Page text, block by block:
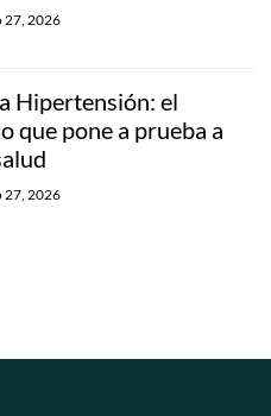
27, 2026
Hipertensión: el
que pone a prueba a
27, 2026